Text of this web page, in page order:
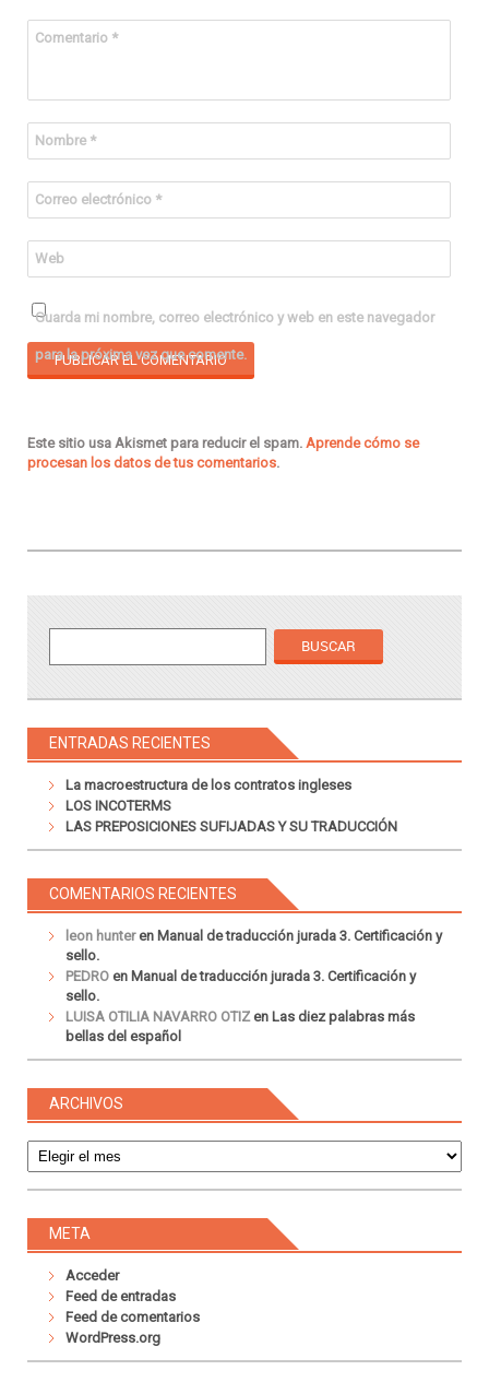
Comentario *
Nombre *
Correo electrónico *
Web
Guarda mi nombre, correo electrónico y web en este navegador
para la próxima vez que comente.
Este sitio usa Akismet para reducir el spam. Aprende cómo se
procesan los datos de tus comentarios.
ENTRADAS RECIENTES
La macroestructura de los contratos ingleses
LOS INCOTERMS
LAS PREPOSICIONES SUFIJADAS Y SU TRADUCCIÓN
COMENTARIOS RECIENTES
leon hunteren Manual de traducción jurada 3. Certificación y
sello.
PEDRO en Manual de traducción jurada 3. Certificación y
sello.
LUISA OTILIA NAVARRO OTIZ en Las diez palabras más
bellas del español
ARCHIVOS
META
Acceder
Feed de entradas
Feed de comentarios
WordPress.org